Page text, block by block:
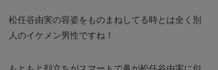
松任谷由実の容姿をものまねしてる時とは全く別
人のイケメン男性ですね！